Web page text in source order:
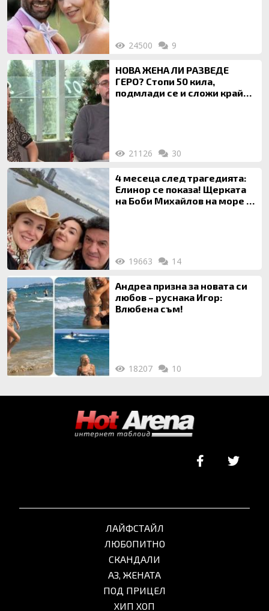
24500 9
НОВА ЖЕНА ЛИ РАЗВЕДЕ
ГЕРО? Стопи 50 кила,
подмлади се и сложи край
21126 30
4 месеца след трагедията:
Елинор се показа! Щерката
на Боби Михайлов на море с
19663 14
Андреа призна за новата си
любов – руснака Игор:
Влюбена съм!
18207 10
ЛАЙФСТАЙЛ
ЛЮБОПИТНО
СКАНДАЛИ
АЗ, ЖЕНАТА
ПОД ПРИЦЕЛ
ХИП ХОП